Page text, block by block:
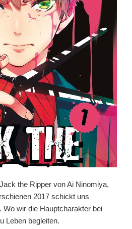
the Ripper von Ai Ninomiya,
2017 schickt uns
Wo wir die Hauptcharakter bei
Leben begleiten.